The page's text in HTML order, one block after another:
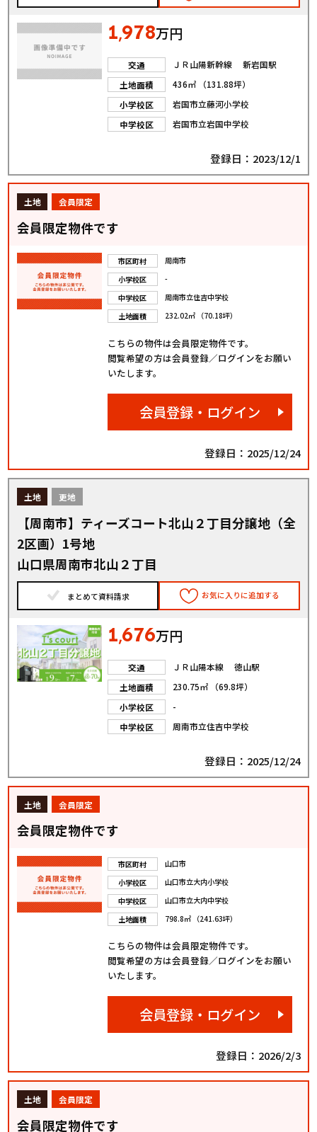
1,978万円
交通
ＪＲ山陽新幹線 新岩国駅
土地面積
436㎡ （131.88坪）
小学校区
岩国市立藤河小学校
中学校区
岩国市立岩国中学校
登録日：2023/12/1
土地 会員限定
会員限定物件です
市区町村
周南市
小学校区
-
中学校区
周南市立住吉中学校
土地面積
232.02㎡ （70.18坪）
こちらの物件は会員限定物件です。
閲覧希望の方は会員登録／ログインをお願い
いたします。
会員登録・ログイン
登録日：2025/12/24
土地 更地
【周南市】ティーズコート北山２丁目分譲地（全
2区画）1号地
山口県周南市北山２丁目
まとめて資料請求 お気に入りに追加する
1,676万円
交通
ＪＲ山陽本線 徳山駅
土地面積
230.75㎡ （69.8坪）
小学校区
-
中学校区
周南市立住吉中学校
登録日：2025/12/24
土地 会員限定
会員限定物件です
市区町村
山口市
小学校区
山口市立大内小学校
中学校区
山口市立大内中学校
土地面積
798.8㎡ （241.63坪）
こちらの物件は会員限定物件です。
閲覧希望の方は会員登録／ログインをお願い
いたします。
会員登録・ログイン
登録日：2026/2/3
土地 会員限定
会員限定物件です